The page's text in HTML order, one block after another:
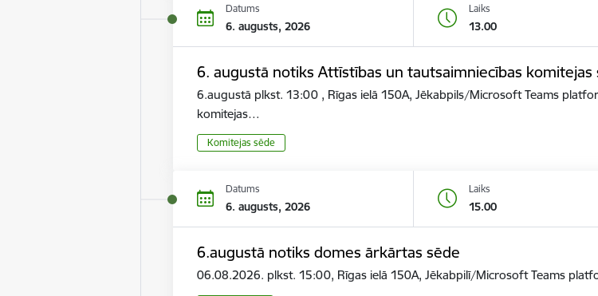
Datums
6. augusts, 2026
Laiks
13.00
6. augustā notiks Attīstības un tautsaimniecības komitejas
6.augustā plkst. 13:00 , Rīgas ielā 150A, Jēkabpils/Microsoft Teams
komitejas…
Komitejas sēde
Datums
6. augusts, 2026
Laiks
15.00
6.augustā notiks domes ārkārtas sēde
06.08.2026. plkst. 15:00, Rīgas ielā 150A, Jēkabpilī/Microsoft Teams